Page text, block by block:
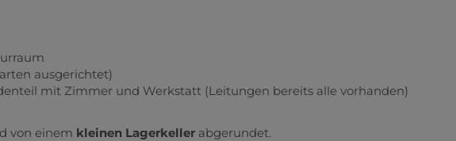
ausgerichtet)
mit Zimmer und Werkstatt (Leitungen bereits alle vorhanden)
von einem kleinen Lagerkeller abgerundet.